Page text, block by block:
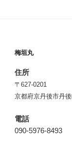
梅垣丸
住所
〒627-0201
京都府京丹後市丹
電話
090-5976-8493